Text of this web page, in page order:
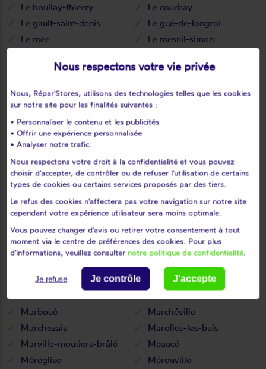
Le boullay-thierry
Le coudray
Le gault-saint-denis
Le gué-de-longroi
Le mée
Le mesnil-simon
Le thieulin
Les autels-villevillon
Les corvées-les-yys
Les etilleux
Les pinthières
Les ressuintes
Léthuin
Lèves
Logron
Loigny-la-bataille
Lormaye
Louville-la-chenard
Louvilliers-en-drouais
Louvilliers-lès-perche
Lucé
Luigny
Luisant
Lumeau
Luplanté
Luray
Maillebois
Maintenon
Marboué
Marchéville
Marchezais
Marolles-les-buis
Marville-moutiers-brûlé
Meaucé
Méréglise
Mérouville
Nous respectons votre vie privée
Nous, Répar'Stores, utilisons des technologies telles que les cookies
sur notre site pour les finalités suivantes :
• Personnaliser le contenu et les publicités
• Offrir une expérience personnalisée
• Analyser notre trafic.
Nous respectons votre droit à la confidentialité et vous pouvez
choisir d'accepter, de contrôler ou de refuser l'utilisation de certains
types de cookies ou certains services proposés par des tiers.
Le refus des cookies n'affectera pas votre navigation sur notre site
cependant votre expérience utilisateur sera moins optimale.
Vous pouvez changer d'avis ou retirer votre consentement à tout
moment via le centre de préférences des cookies. Pour plus
d'informations, veuillez consulter notre politique de confidentialité.
Je refuse Je contrôle J'accepte